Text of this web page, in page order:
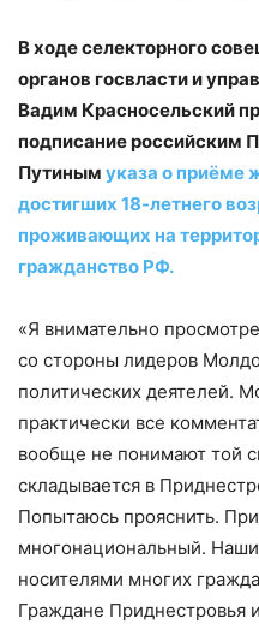
В ходе селекторного
органов госвласти и
Вадим Красносельский
подписание российским
Путиным указа о приёме
достигших 18-летнего
проживающих на
гражданство РФ.
«Я внимательно
со стороны лидеров
политических деятелей.
практически все
вообще не понимают той
складывается в
Попытаюсь прояснить.
многонациональный.
носителями многих
Граждане Приднестровья